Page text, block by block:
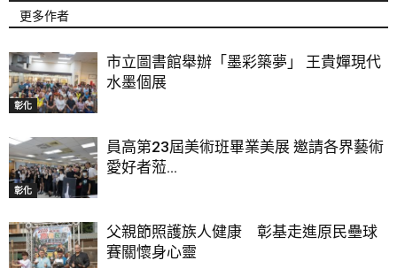
更多作者
彰化
市立圖書館舉辦「墨彩築夢」 王貴嬋現代
水墨個展
彰化
員高第23屆美術班畢業美展 邀請各界藝術
愛好者蒞...
父親節照護族人健康 彰基走進原民壘球
賽關懷身心靈